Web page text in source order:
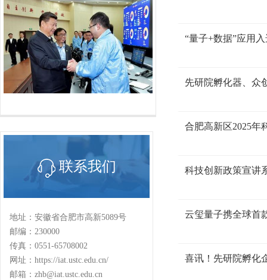
联系我们
地址：安徽省合肥市高新5089号
邮编：230000
传真：0551-65708002
网址：https://iat.ustc.edu.cn/
邮箱：zhb@iat.ustc.edu.cn
“量子+数据”应用
先研院孵化器、众
合肥高新区2025年
科技创新政策宣讲
云玺量子携全球首
喜讯！先研院孵化